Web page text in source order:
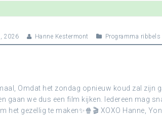
2026 Hanne Kestermont Programma ribbels
Omdat het zondag opnieuw koud zal zijn
gaan we dus een film kijken. Iedereen mag
het gezellig te maken✨🍿🎬 XOXO Hanne,